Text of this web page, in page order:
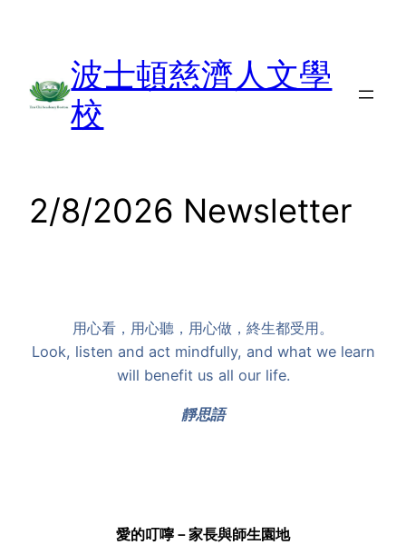
波士頓慈濟人文學
校
2/8/2026 Newsletter
用心看，用心聽，用心做，終生都受用。
Look, listen and act mindfully, and what we learn
will benefit us all our life.
靜思語
愛的叮嚀－家長與師生園地